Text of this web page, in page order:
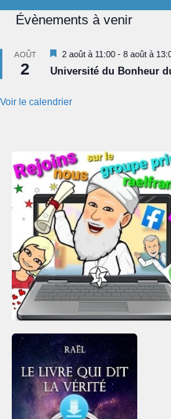
Évènements à venir
AOÛT
2
Mis
en
avant
2 août à 11:00 - 8 août à
Université du Bonheur
Voir le calendrier